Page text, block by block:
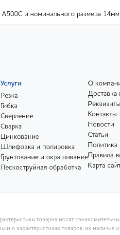
А500С и номинального размера
Услуги
Резка
Гибка
Сверление
Сварка
Цинкование
Шлифовка и полировка
Грунтование и окрашивание
Пескоструйная обработка
О
Доставка
Реквизиты
Контакты
Новости
Статьи
Правила
Карта
товаров носят
о характеристиках товаров, их